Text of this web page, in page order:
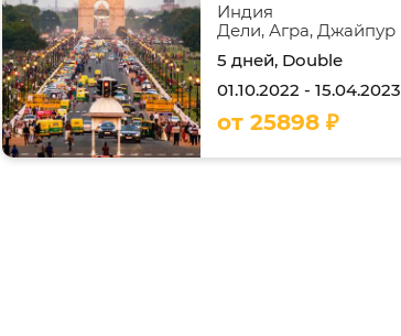
Индия
Дели, Агра, Джайпур
5 дней, Double
01.10.2022 - 15.04.2023
от 25898 ₽